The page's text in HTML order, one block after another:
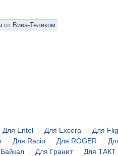
от Вива-Телеком
Для Entel Для Excera Для
Для Racio Для ROGER
Для Гранит Для ТАКТ